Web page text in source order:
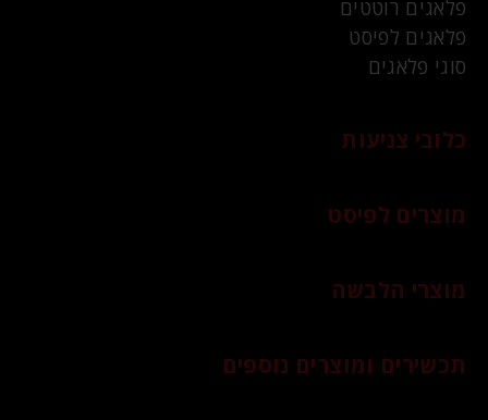
פלאגים רוטטים
פלאגים לפיסט
סוגי פלאגים
כלובי צניעות
מוצרים לפיסט
מוצרי הלבשה
תכשירים ומוצרים נוספים